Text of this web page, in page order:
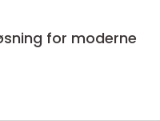
for moderne